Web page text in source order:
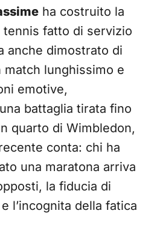
ha costruito la
tennis fatto di servizio
anche dimostrato di
lunghissimo e
emotive,
battaglia tirata fino
quarto di Wimbledon,
conta: chi ha
una maratona arriva
la fiducia di
l’incognita della fatica